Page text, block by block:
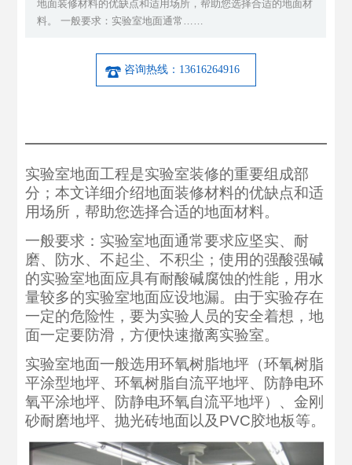
地面装修材料的优缺点和适用场所，帮助您选择合适的地面材
料。 一般要求：实验室地面通常……
咨询热线：13616264916
实验室地面工程是实验室装修的重要组成部
分；本文详细介绍地面装修材料的优缺点和适
用场所，帮助您选择合适的地面材料。
一般要求：实验室地面通常要求应坚实、耐
磨、防水、不起尘、不积尘；使用的强酸强碱
的实验室地面应具有耐酸碱腐蚀的性能，用水
量较多的实验室地面应设地漏。由于实验存在
一定的危险性，要为实验人员的安全着想，地
面一定要防滑，方便快速撤离实验室。
实验室地面一般选用环氧树脂地坪（环氧树脂
平涂型地坪、环氧树脂自流平地坪、防静电环
氧平涂地坪、防静电环氧自流平地坪）、金刚
砂耐磨地坪、抛光砖地面以及PVC胶地板等。